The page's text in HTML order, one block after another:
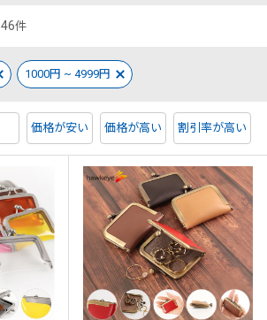
46件
1000円 ~ 4999円
価格が安い 価格が高い 割引率が高い